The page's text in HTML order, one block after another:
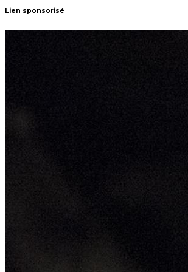
Lien sponsorisé